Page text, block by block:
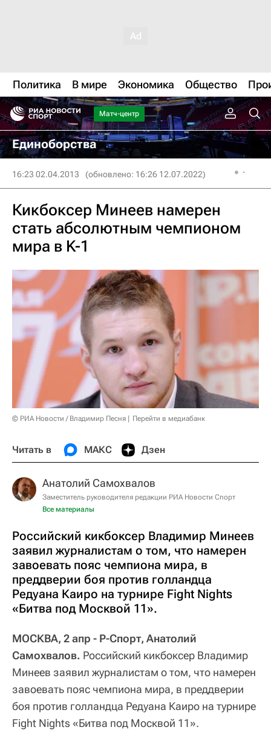
Политика В мире Экономика Общество
Матч-центр
Единоборства
16:23 02.04.2013 (обновлено: 16:26 12.07.2022)
Кикбоксер Минеев намерен
стать абсолютным чемпионом
мира в K-1
© РИА Новости / Владимир Песня Перейти в медиабанк
Читать в МАКС Дзен
Анатолий Самохвалов
Заместитель руководителя редакции РИА Новости Спорт
Все материалы
Российский кикбоксер Владимир Минеев
заявил журналистам о том, что намерен
завоевать пояс чемпиона мира, в
преддверии боя против голландца
Редуана Каиро на турнире Fight Nights
«Битва под Москвой 11».
МОСКВА, 2 апр - Р-Спорт, Анатолий
Самохвалов. Российский кикбоксер Владимир
Минеев заявил журналистам о том, что намерен
завоевать пояс чемпиона мира, в преддверии
боя против голландца Редуана Каиро на турнире
Fight Nights «Битва под Москвой 11».